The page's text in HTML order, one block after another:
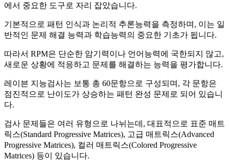
에서 중요한 도구로 자리 잡았습니다.
기본적으로 패턴 인식과 논리적 추론능력을 측정하며, 이는 일
반적인 문제 해결 능력과 학습능력의 중요한 기초가 됩니다.
따라서 RPM은 단순한 암기력이나 언어능력에 국한되지 않고,
새로운 상황에 적응하고 문제를 해결하는 능력을 평가합니다.
레이븐 지능검사는 보통 총 60문항으로 구성되며, 각 문항은
점진적으로 난이도가 상승하는 패턴 완성 문제로 되어 있습니
다.
검사 문제들은 여러 유형으로 나뉘는데, 대표적으로 표준 매트
릭스(Standard Progressive Matrices), 고급 매트릭스(Advanced
Progressive Matrices), 컬러 매트릭스(Colored Progressive
Matrices) 등이 있습니다.